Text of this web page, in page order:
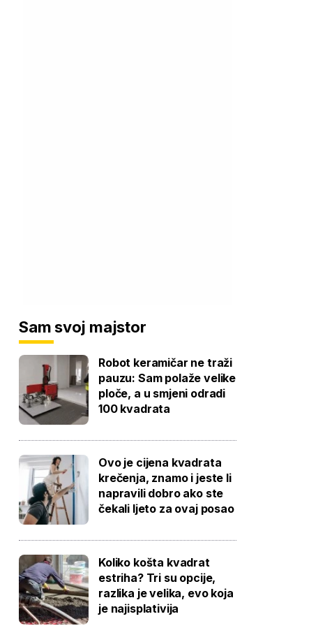
Sam svoj majstor
Robot keramičar ne traži
pauzu: Sam polaže velike
ploče, a u smjeni odradi
100 kvadrata
Ovo je cijena kvadrata
krečenja, znamo i jeste li
napravili dobro ako ste
čekali ljeto za ovaj posao
Koliko košta kvadrat
estriha? Tri su opcije,
razlika je velika, evo koja
je najisplativija